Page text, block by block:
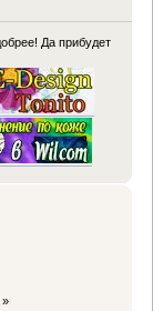
Да прибудет